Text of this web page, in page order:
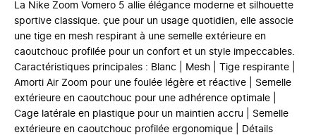
La Nike Zoom Vomero 5 allie élégance moderne et silhouette
sportive classique. çue pour un usage quotidien, elle associe
une tige en mesh respirant à une semelle extérieure en
caoutchouc profilée pour un confort et un style impeccables.
Caractéristiques principales : Blanc | Mesh | Tige respirante |
Amorti Air Zoom pour une foulée légère et réactive | Semelle
extérieure en caoutchouc pour une adhérence optimale |
Cage latérale en plastique pour un maintien accru | Semelle
extérieure en caoutchouc profilée ergonomique | Détails